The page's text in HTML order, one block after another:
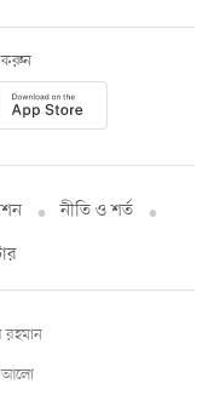
করুন
নীতি ও শর্ত
আলো